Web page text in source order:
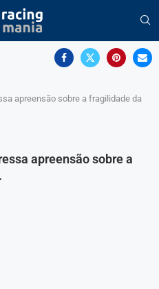
apreensão sobre a fragilidade da
apreensão sobre a